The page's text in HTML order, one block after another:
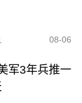
08-06
军3年兵推一